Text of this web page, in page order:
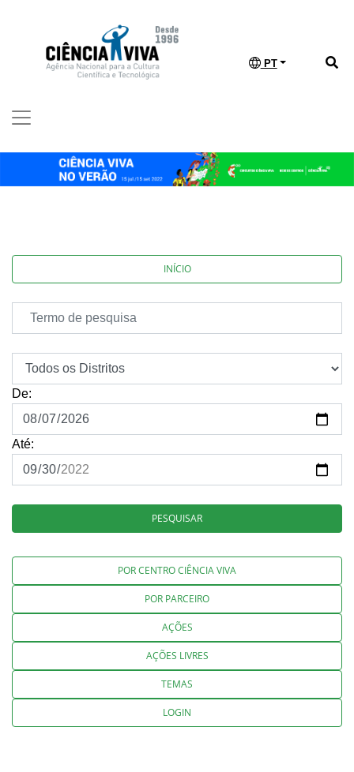
PT
INÍCIO
De:
Até:
PESQUISAR
POR CENTRO CIÊNCIA VIVA
POR PARCEIRO
AÇÕES
AÇÕES LIVRES
TEMAS
LOGIN